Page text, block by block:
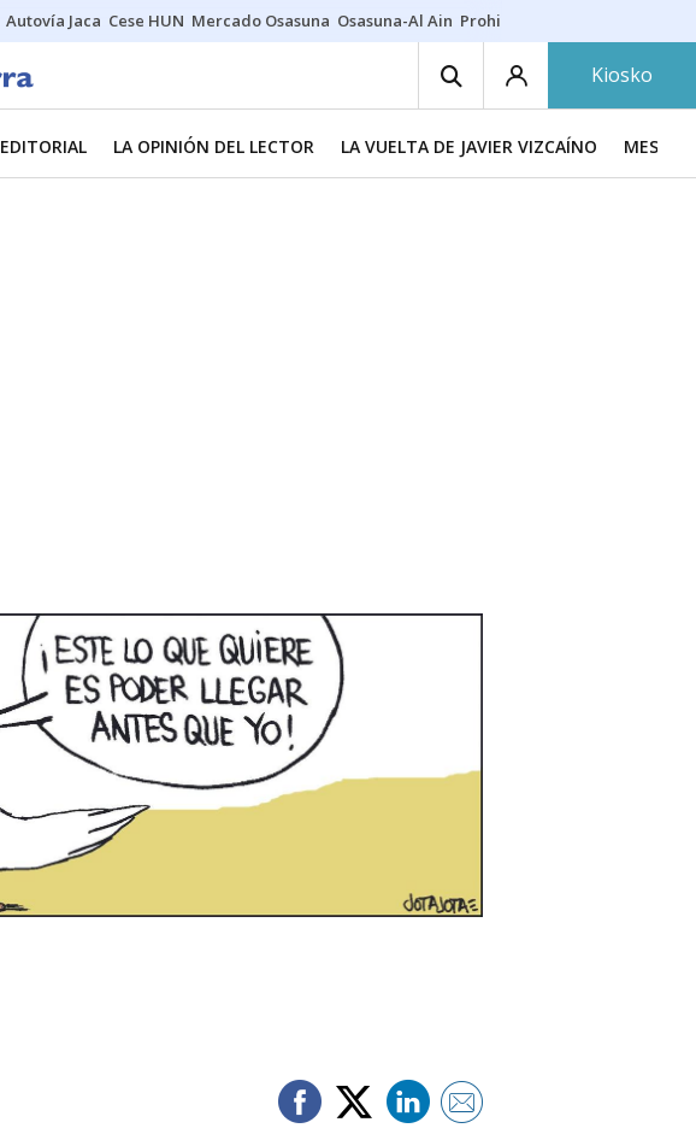
Autovía Jaca Cese HUN Mercado Osasuna Osasuna-Al Ain Prohibiciones eclipse
Kiosko
EDITORIAL LA OPINIÓN DEL LECTOR LA VUELTA DE JAVIER VIZCAÍNO MESA